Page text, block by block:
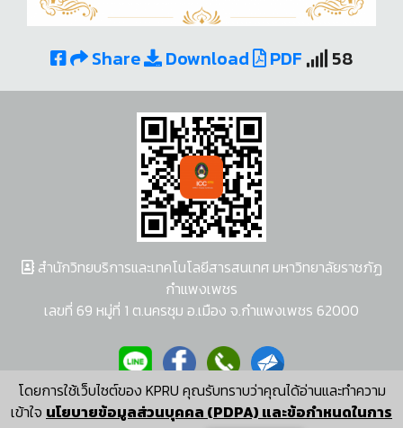
Share Download PDF 58
โดยการใช้เว็บไซต์ของ KPRU คุณรับทราบว่าคุณได้อ่านและทำความ
เข้าใจ นโยบายข้อมูลส่วนบุคคล (PDPA) และข้อกำหนดในการ
สำนักวิทยบริการและเทคโนโลยีสารสนเทศ มหาวิทยาลัยราชภัฏ
กำแพงเพชร
เลขที่ 69 หมู่ที่ 1 ต.นครชุม อ.เมือง จ.กำแพงเพชร 62000
ผู้พัฒนาระบบ อนุชา พวงผกา